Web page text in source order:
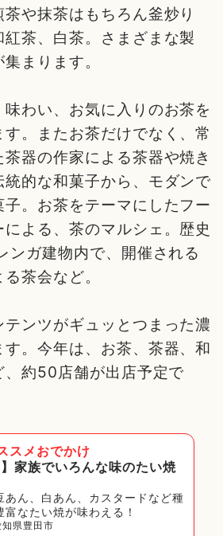
や抹茶はもちろん釜炒り
茶、白茶。さまざまな製
まります。
わい、お気に入りのお茶を
。またお茶だけでなく、常
器の作家による茶器や焼き
的な和菓子から、モダンで
。お茶をテーマにしたフー
による、茶のマルシェ。歴史
ンガ建物内で、開催される
茶会など。
ンツがギュッとつまった濃
。今年は、お茶、茶器、和
、約50店舗が出店予定で
スメおでかけ
】家族でいろんな味のたい焼
あん、白あん、カスタードなど種
富なたい焼が味わえる！
知県豊田市